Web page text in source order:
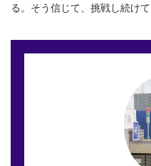
る。そう信じて、挑戦し続けて